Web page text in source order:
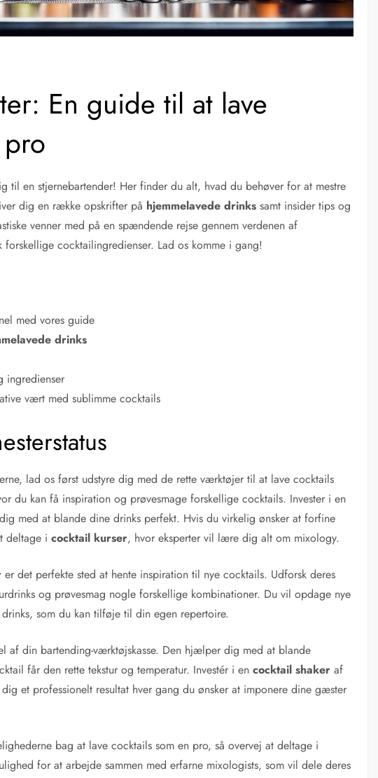
En guide til at lave
til en stjernebartender! Her finder du alt, hvad du behøver for at mestre
dig en række opskrifter på hjemmelavede drinks samt insider tips og
venner med på en spændende rejse gennem verdenen af
cocktailingredienser. Lad os komme i gang!
med vores guide
drinks
ingredienser
vært med sublimme cocktails
lad os først udstyre dig med de rette værktøjer til at lave cocktails
du kan få inspiration og prøvesmage forskellige cocktails. Invester i en
med at blande dine drinks perfekt. Hvis du virkelig ønsker at forfine
deltage icocktail kurser, hvor eksperter vil lære dig alt om mixology.
er det perfekte sted at hente inspiration til nye cocktails. Udforsk deres
og prøvesmag nogle forskellige kombinationer. Du vil opdage nye
som du kan tilføje til din egen repertoire.
af din bartending-værktøjskasse. Den hjælper dig med at blande
får den rette tekstur og temperatur. Investér i encocktail shaker af
et professionelt resultat hver gang du ønsker at imponere dine gæster
bag at lave cocktails som en pro, så overvej at deltage i
for at arbejde sammen med erfarne mixologists, som vil dele deres